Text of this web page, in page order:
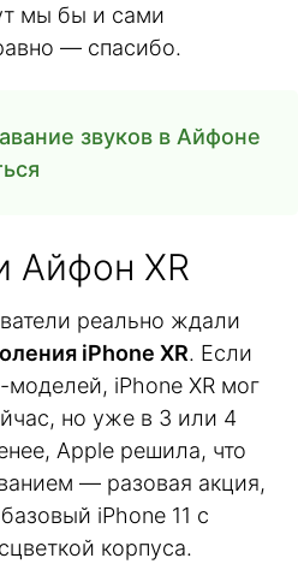
мы бы и сами
— спасибо.
звуков в Айфоне
Айфон XR
реально ждали
iPhone XR. Если
iPhone XR мог
но уже в 3 или 4
Apple решила, что
— разовая акция,
iPhone 11 с
корпуса.